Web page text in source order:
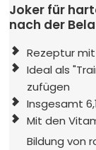
Joker für
nach der
Rezeptur
Ideal als
zufügen
Insgesamt
Mit den
Bildung von